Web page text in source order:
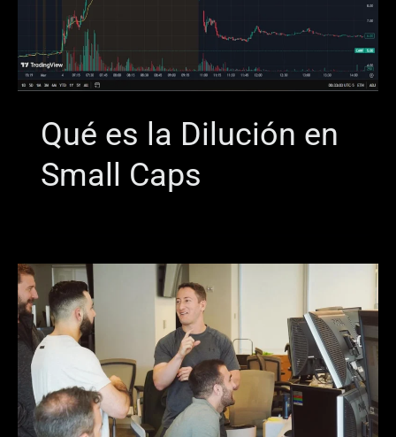
Qué es la Dilución en
Small Caps